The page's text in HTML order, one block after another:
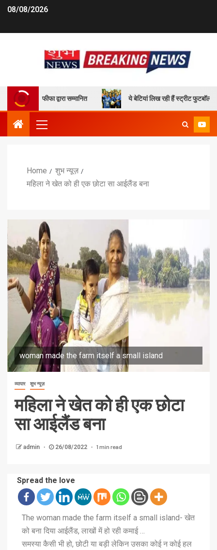
08/08/2026
छेत्री फीफा द्वारा सम्मानित ये बेटियां लिख रही हैं स्ट्रीट फुटबॉल के जरिए
Home
शुभ न्यूज़
महिला ने खेत को ही एक छोटा सा आईलैंड बना
woman made the farm itself a small island
व्यापार शुभ न्यूज़
महिला ने खेत को ही एक छोटा
सा आईलैंड बना
admin 26/08/2022 1 min read
Spread the love
The woman made the farm itself a small island- खेत
को बना दिया आईलैंड, लाखों में हो रही कमाई …
समस्या कैसी भी हो, छोटी या बड़ी लेकिन उसका कोई न कोई हल